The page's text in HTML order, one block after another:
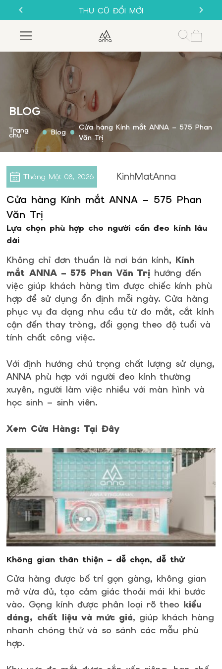
THU CŨ ĐỔI MỚI
GỌNG KÍNH 1K
MUA 1 TẶNG 1
SALE 50%
THU CŨ ĐỔI MỚI
GỌNG KÍNH 1K
BLOG
Trang
chủ Blog
Cửa hàng Kính mắt ANNA – 575 Phan
Văn Trị
Tháng Một 08, 2026 KinhMatAnna
Cửa hàng Kính mắt ANNA – 575 Phan
Văn Trị
Lựa chọn phù hợp cho người cần đeo kính lâu
dài
Không chỉ đơn thuần là nơi bán kính, Kính
mắt ANNA – 575 Phan Văn Trị hướng đến
việc giúp khách hàng tìm được chiếc kính phù
hợp để sử dụng ổn định mỗi ngày. Cửa hàng
phục vụ đa dạng nhu cầu từ đo mắt, cắt kính
cận đến thay tròng, đổi gọng theo độ tuổi và
tính chất công việc.
Với định hướng chú trọng chất lượng sử dụng,
ANNA phù hợp với người đeo kính thường
xuyên, người làm việc nhiều với màn hình và
học sinh – sinh viên.
Xem Cửa Hàng:Tại Đây
Không gian thân thiện – dễ chọn, dễ thử
Cửa hàng được bố trí gọn gàng, không gian
mở vừa đủ, tạo cảm giác thoải mái khi bước
vào. Gọng kính được phân loại rõ theo kiểu
dáng, chất liệu và mức giá, giúp khách hàng
nhanh chóng thử và so sánh các mẫu phù
hợp.